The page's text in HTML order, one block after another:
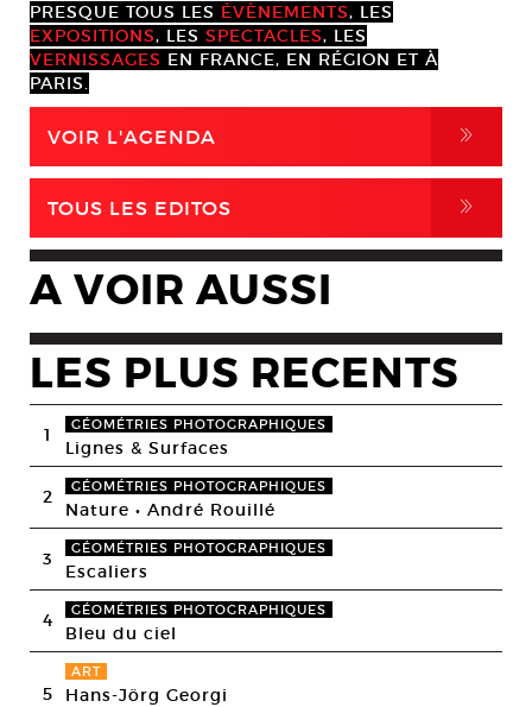
PRESQUE TOUS LES ÉVÈNEMENTS, LES
EXPOSITIONS, LES SPECTACLES, LES
VERNISSAGES EN FRANCE, EN RÉGION ET À
PARIS.
VOIR L'AGENDA ,
TOUS LES EDITOS ,
A VOIR AUSSI
LES PLUS RECENTS
1 GÉOMÉTRIES PHOTOGRAPHIQUES
Lignes & Surfaces
2 GÉOMÉTRIES PHOTOGRAPHIQUES
Nature • André Rouillé
3 GÉOMÉTRIES PHOTOGRAPHIQUES
Escaliers
4 GÉOMÉTRIES PHOTOGRAPHIQUES
Bleu du ciel
5
ART
Hans-Jörg Georgi